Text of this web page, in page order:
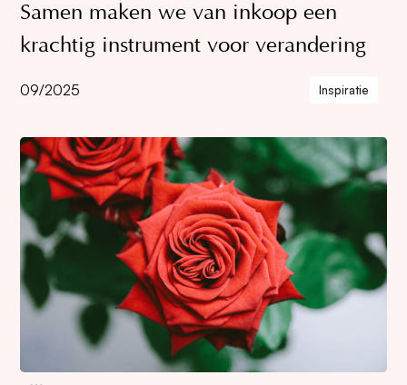
Samen maken we van inkoop een
krachtig instrument voor verandering
09/2025 Inspiratie